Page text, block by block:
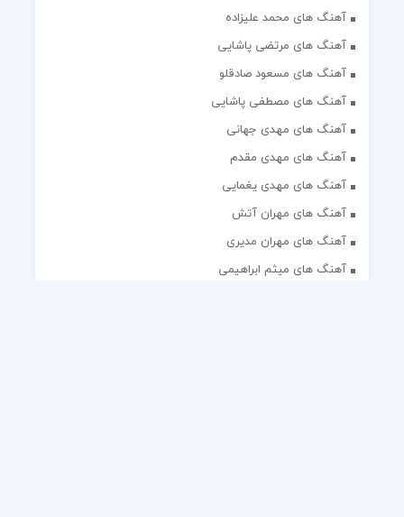
آهنگ های محمد علیزاده
آهنگ های مرتضی پاشایی
آهنگ های مسعود صادقلو
آهنگ های مصطفی پاشایی
آهنگ های مهدی جهانی
آهنگ های مهدی مقدم
آهنگ های مهدی یغمایی
آهنگ های مهران آتش
آهنگ های مهران مدیری
آهنگ های میثم ابراهیمی